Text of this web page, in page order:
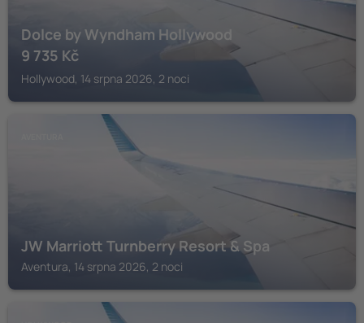
Dolce by Wyndham Hollywood
9 735 Kč
Hollywood, 14 srpna 2026, 2 noci
JW Marriott Turnberry Resort & Spa
Aventura, 14 srpna 2026, 2 noci